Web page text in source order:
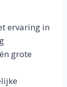
ervaring in
grote